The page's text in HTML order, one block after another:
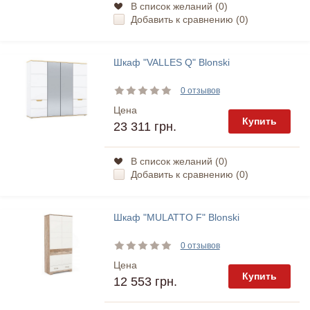
В список желаний (0)
Добавить к сравнению (0)
Шкаф "VALLES Q" Blonski
0 отзывов
Цена
23 311 грн. Купить
В список желаний (0)
Добавить к сравнению (0)
Шкаф "MULATTO F" Blonski
0 отзывов
Цена
12 553 грн. Купить